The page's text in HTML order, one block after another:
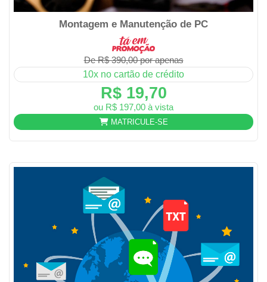
Montagem e Manutenção de PC
De R$ 390,00 por apenas
10x no cartão de crédito
R$ 19,70
ou R$ 197,00 à vista
MATRICULE-SE